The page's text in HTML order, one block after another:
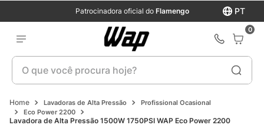
PT
Patrocinadora oficial do Flamengo
0
O que você procura hoje?
Lavadoras de Alta Pressão
Profissional Ocasional
Eco Power 2200
Lavadora de Alta Pressão 1500W 1750PSI WAP Eco Power 2200